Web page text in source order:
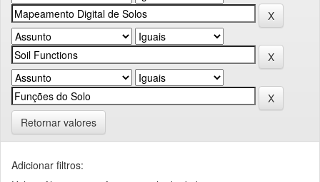
Retornar valores
Adicionar filtros: